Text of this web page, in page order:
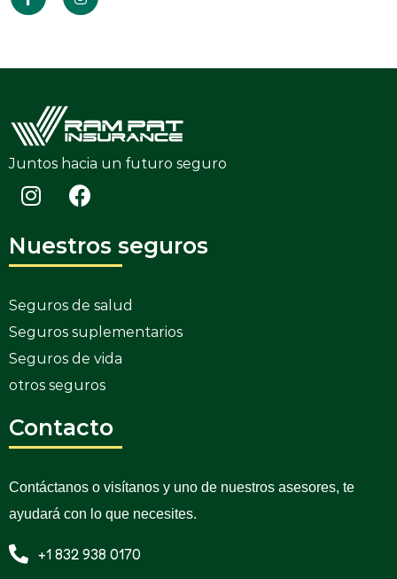
Juntos hacia un futuro seguro
Nuestros seguros
Seguros de salud
Seguros suplementarios
Seguros de vida
otros seguros
Contacto
Contáctanos o visítanos y uno de nuestros asesores, te
ayudará con lo que necesites.
+1 832 938 0170